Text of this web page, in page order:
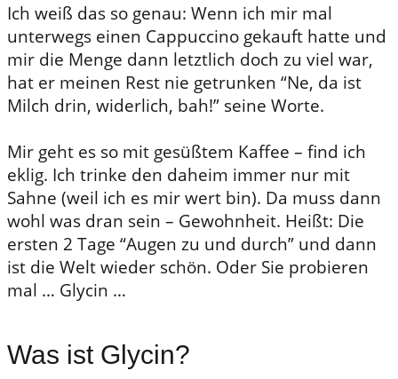
Ich weiß das so genau: Wenn ich mir mal
unterwegs einen Cappuccino gekauft hatte und
mir die Menge dann letztlich doch zu viel war,
hat er meinen Rest nie getrunken “Ne, da ist
Milch drin, widerlich, bah!” seine Worte.
Mir geht es so mit gesüßtem Kaffee – find ich
eklig. Ich trinke den daheim immer nur mit
Sahne (weil ich es mir wert bin). Da muss dann
wohl was dran sein – Gewohnheit. Heißt: Die
ersten 2 Tage “Augen zu und durch” und dann
ist die Welt wieder schön. Oder Sie probieren
mal … Glycin …
Was ist Glycin?